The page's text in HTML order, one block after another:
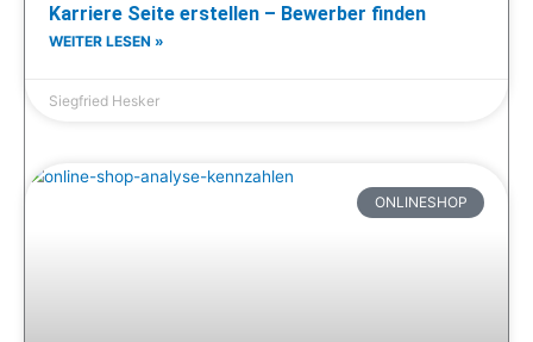
Karriere Seite erstellen – Bewerber finden
WEITER LESEN »
Siegfried Hesker
ONLINESHOP